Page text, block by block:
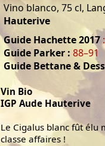
Vino blanco, 75 cl,
Hauterive
Guide Hachette 2017
Guide Parker : 88–91
Guide Bettane &
Vin Bio
IGP Aude Hauterive
Le Cigalus blanc fût élu
classe affaires !